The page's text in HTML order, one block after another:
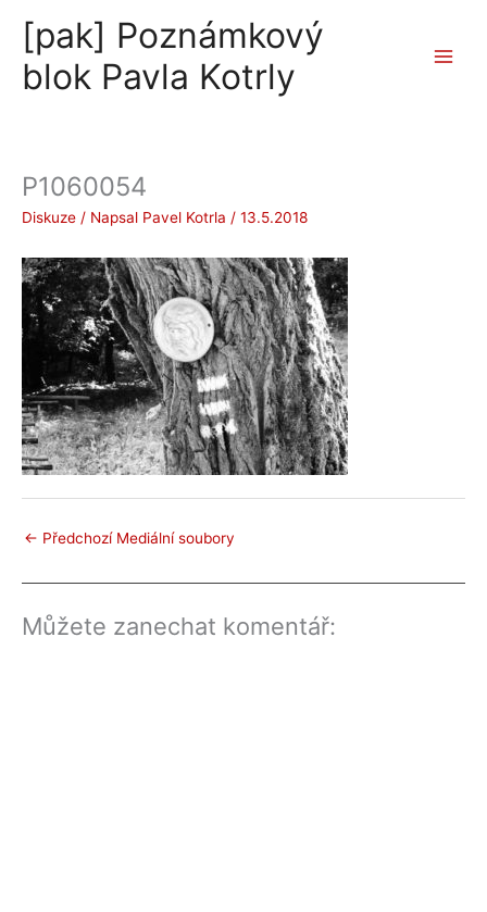
obsah
[pak] Poznámkový
blok Pavla Kotrly
P1060054
Diskuze / Napsal Pavel Kotrla / 13.5.2018
← Předchozí Mediální soubory
Můžete zanechat komentář: